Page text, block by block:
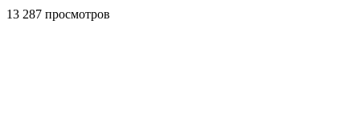
13 287 просмотров